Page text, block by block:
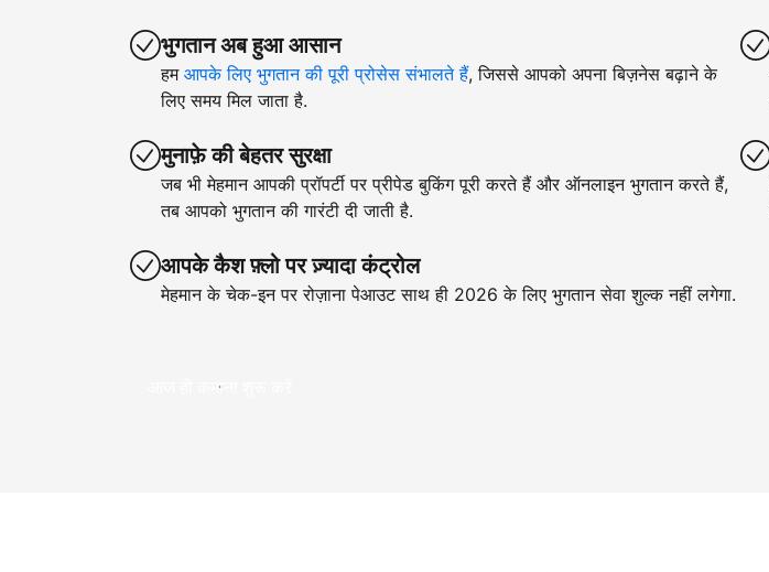
भुगतान अब हुआ आसान
हम आपके लिए भुगतान की पूरी प्रोसेस संभालते हैं, जिससे आपको अपना बिज़नेस बढ़ाने के
लिए समय मिल जाता है.
मुनाफ़े की बेहतर सुरक्षा
जब भी मेहमान आपकी प्रॉपर्टी पर प्रीपेड बुकिंग पूरी करते हैं और ऑनलाइन भुगतान करते हैं,
तब आपको भुगतान की गारंटी दी जाती है.
आपके कैश फ़्लो पर ज़्यादा कंट्रोल
मेहमान के चेक-इन पर रोज़ाना पेआउट साथ ही 2026 के लिए भुगतान सेवा शुल्क नहीं लगेगा.
आज ही कमाना शुरू करें